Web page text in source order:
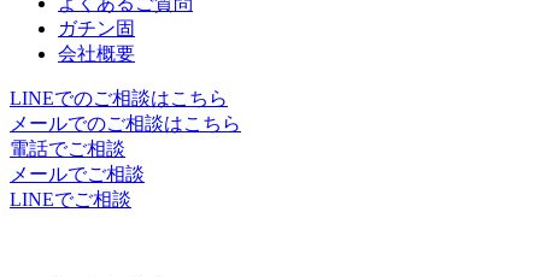
ガチン固
会社概要
LINEでのご相談はこちら
メールでのご相談はこちら
電話でご相談
メールでご相談
LINEでご相談